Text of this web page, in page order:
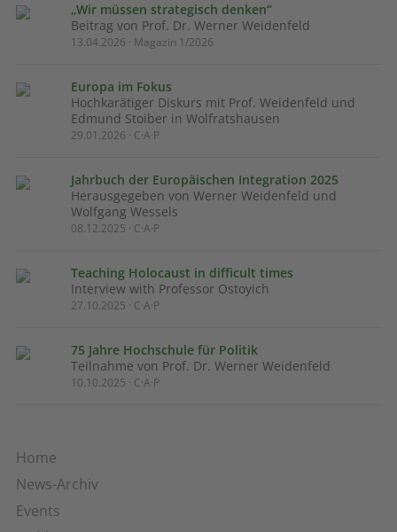
Home
News-Archiv
Events
„Wir müssen strategisch denken“
Beitrag von Prof. Dr. Werner Weidenfeld
13.04.2026 · Magazin 1/2026
Europa im Fokus
Hochkarätiger Diskurs mit Prof. Weidenfeld und
Edmund Stoiber in Wolfratshausen
29.01.2026 · C·A·P
Jahrbuch der Europäischen Integration 2025
Herausgegeben von Werner Weidenfeld und
Wolfgang Wessels
08.12.2025 · C·A·P
Teaching Holocaust in difficult times
Interview with Professor Ostoyich
27.10.2025 · C·A·P
75 Jahre Hochschule für Politik
Teilnahme von Prof. Dr. Werner Weidenfeld
10.10.2025 · C·A·P